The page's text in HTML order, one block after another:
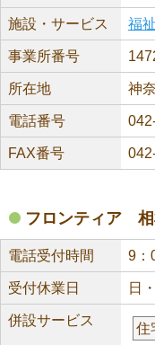
施設・サービス 福
事業所番号
所在地 神
電話番号
FAX番号
フロンティア 相
電話受付時間 9：
受付休業日 日
併設サービス
住